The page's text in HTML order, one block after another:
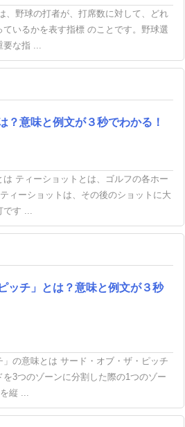
、野球の打者が、打席数に対して、どれ
ているかを表す指標 のことです。野球選
要な指 ...
？意味と例文が３秒でわかる！
は ティーショットとは、ゴルフの各ホー
ィーショットは、その後のショットに大
です ...
ッチ」とは？意味と例文が３秒
」の意味とは サード・オブ・ザ・ピッチ
3つのゾーンに分割した際の1つのゾー
縦 ...